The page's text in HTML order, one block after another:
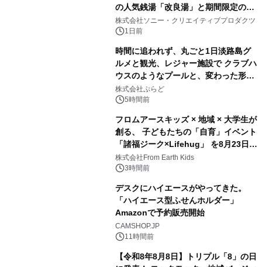
の人気銭湯「改良湯」と期間限定のコ
ラボレーション サウナイキタイコラ
ボグッズも発売決定！
株式会社ソニー・クリエイティブプロダクツ
1日前
時間に追われず、丸ごと1日淡路島グ
ルメと観光、レジャー施設で クラブハ
ウスのようなプールと、変わった形の
サウナも 「THE BOXY AWAJI」のお
得な素泊まり連泊プランで
株式会社ぷらど
5時間前
フロムアースキッズ × 地域 × 大学生が
創る、 子どもたちの「自育」イベント
「諸福ジーク×Lifehug」 を8月23日
(日)開催
株式会社From Earth Kids
3時間前
デスクにハイエースがやってきた。
「ハイエース型ふせんホルダー」
Amazonで予約販売開始
CAMSHOP.JP
11時間前
【令和8年8月8日】トリプル「8」の日